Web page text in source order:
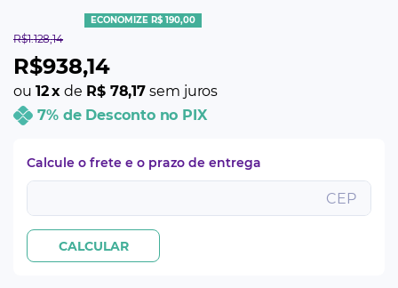
R$1.128,14
R$938,14
ou 12 x de R$ 78,17 sem juros
7% de Desconto no PIX
ECONOMIZE R$ 190,00